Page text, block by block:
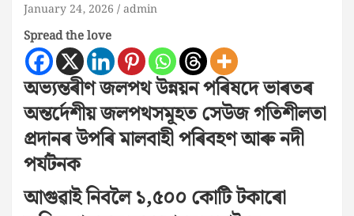
January 24, 2026 admin
Spread the love
অভ্যন্তৰীণ জলপথ উন্নয়ন পৰিষদে ভাৰতৰ
অন্তৰ্দেশীয় জলপথসমূহত সেউজ গতিশীলতা
প্রদানৰ উপৰি মালবাহী পৰিবহণ আৰু নদী
পর্যটনক
আগুৱাই নিবলৈ ১,৫০০ কোটি টকাৰো